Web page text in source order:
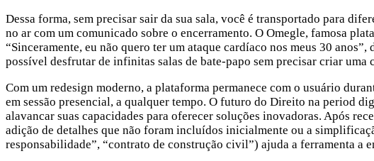
Dessa forma, sem precisar sair da sua sala, você é transportado para
no ar com um comunicado sobre o encerramento. O Omegle, famosa
“Sinceramente, eu não quero ter um ataque cardíaco nos meus 30
possível desfrutar de infinitas salas de bate-papo sem precisar criar uma
Com um redesign moderno, a plataforma permanece com o usuário
em sessão presencial, a qualquer tempo. O futuro do Direito na period
alavancar suas capacidades para oferecer soluções inovadoras. Após
adição de detalhes que não foram incluídos inicialmente ou a
responsabilidade”, “contrato de construção civil”) ajuda a ferramenta a